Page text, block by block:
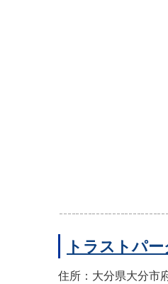
トラストパ
住所：大分県大分市